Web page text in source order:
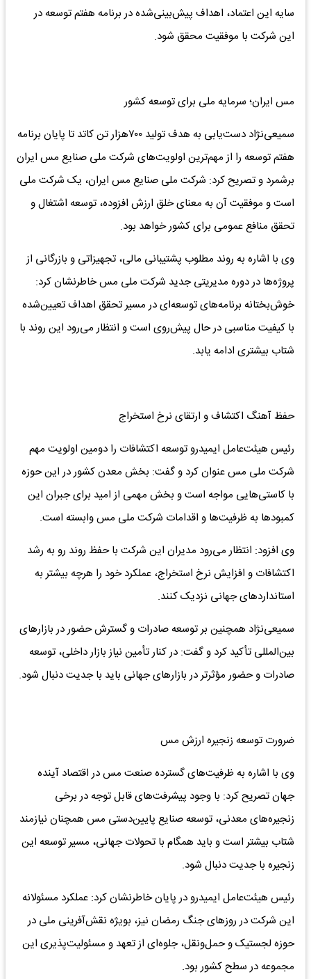
سایه این اعتماد، اهداف پیش‌بینی‌شده در برنامه هفتم توسعه در
این شرکت با موفقیت محقق شود.
مس ایران؛ سرمایه ملی برای توسعه کشور
سمیعی‌نژاد دست‌یابی به هدف تولید ۷۰۰هزار تن کاتد تا پایان برنامه
هفتم توسعه را از مهم‌ترین اولویت‌های شرکت ملی صنایع مس ایران
برشمرد و تصریح کرد: شرکت ملی صنایع مس ایران، یک شرکت ملی
است و موفقیت آن به معنای خلق ارزش افزوده، توسعه اشتغال و
تحقق منافع عمومی برای کشور خواهد بود.
وی با اشاره به روند مطلوب پشتیبانی مالی، تجهیزاتی و بازرگانی از
پروژه‌ها در دوره مدیریتی جدید شرکت ملی مس خاطرنشان کرد:
خوش‌بختانه برنامه‌های توسعه‌ای در مسیر تحقق اهداف تعیین‌شده
با کیفیت مناسبی در حال پیش‌روی است و انتظار می‌رود این روند با
شتاب بیشتری ادامه یابد.
حفظ آهنگ اکتشاف و ارتقای نرخ استخراج
رئیس هیئت‌عامل ایمیدرو توسعه اکتشافات را دومین اولویت مهم
شرکت ملی مس عنوان کرد و گفت: بخش معدن کشور در این حوزه
با کاستی‌هایی مواجه است و بخش مهمی از امید برای جبران این
کمبودها به ظرفیت‌ها و اقدامات شرکت ملی مس وابسته است.
وی افزود: انتظار می‌رود مدیران این شرکت با حفظ روند رو به رشد
اکتشافات و افزایش نرخ استخراج، عملکرد خود را هرچه بیشتر به
استانداردهای جهانی نزدیک کنند.
سمیعی‌نژاد همچنین بر توسعه صادرات و گسترش حضور در بازارهای
بین‌المللی تأکید کرد و گفت: در کنار تأمین نیاز بازار داخلی، توسعه
صادرات و حضور مؤثرتر در بازارهای جهانی باید با جدیت دنبال شود.
ضرورت توسعه زنجیره ارزش مس
وی با اشاره به ظرفیت‌های گسترده صنعت مس در اقتصاد آینده
جهان تصریح کرد: با وجود پیشرفت‌های قابل توجه در برخی
زنجیره‌های معدنی، توسعه صنایع پایین‌دستی مس همچنان نیازمند
شتاب بیشتر است و باید همگام با تحولات جهانی، مسیر توسعه این
زنجیره با جدیت دنبال شود.
رئیس هیئت‌عامل ایمیدرو در پایان خاطرنشان کرد: عملکرد مسئولانه
این شرکت در روزهای جنگ رمضان نیز، بویژه نقش‌آفرینی ملی در
حوزه لجستیک و حمل‌ونقل، جلوه‌ای از تعهد و مسئولیت‌پذیری این
مجموعه در سطح کشور بود.